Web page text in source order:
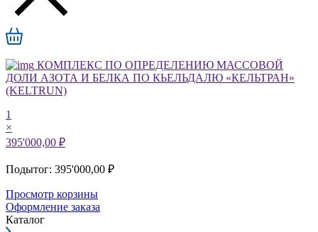
КОМПЛЕКС ПО ОПРЕДЕЛЕНИЮ МАССОВОЙ
ДОЛИ АЗОТА И БЕЛКА ПО КЬЕЛЬДАЛЮ «КЕЛЬТРАН»
(KELTRUN)
1
×
395'000,00 ₽
Подытог: 395'000,00 ₽
Просмотр корзины
Оформление заказа
Каталог